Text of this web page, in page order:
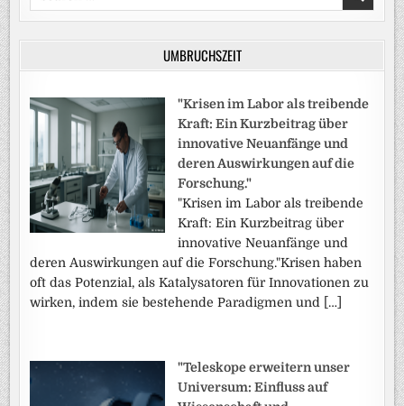
for:
UMBRUCHSZEIT
"Krisen im Labor als treibende
Kraft: Ein Kurzbeitrag über
innovative Neuanfänge und
deren Auswirkungen auf die
Forschung."
"Krisen im Labor als treibende
Kraft: Ein Kurzbeitrag über
innovative Neuanfänge und
deren Auswirkungen auf die Forschung."Krisen haben
oft das Potenzial, als Katalysatoren für Innovationen zu
wirken, indem sie bestehende Paradigmen und […]
"Teleskope erweitern unser
Universum: Einfluss auf